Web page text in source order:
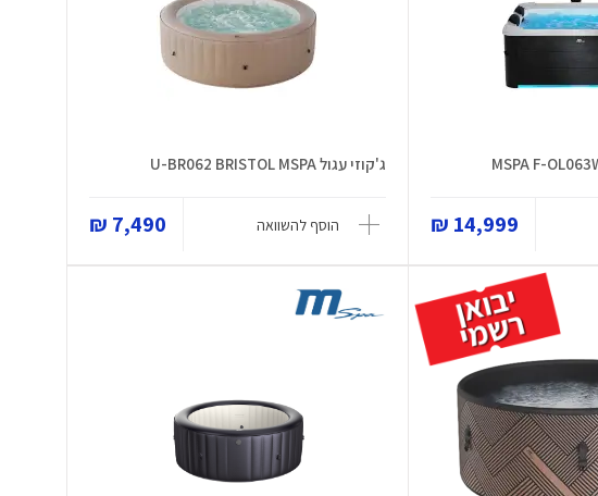
14,999 ₪
ג'קוזי עגול U-BR062 BRISTOL MSPA
הוסף להשוואה 7,490 ₪